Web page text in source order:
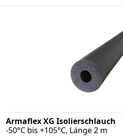
Armaflex XG Isolierschlauch
-50°C bis +105°C, Länge 2 m